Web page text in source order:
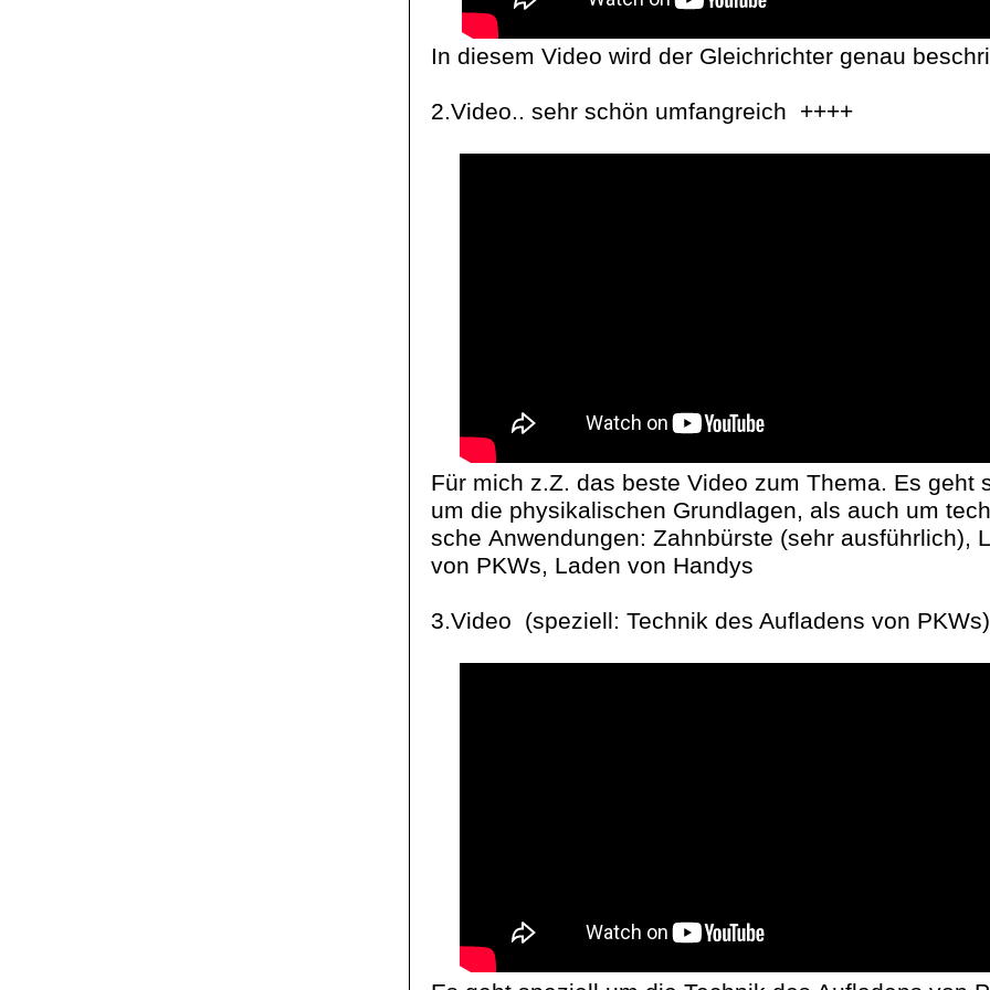
In diesem Video wird der Gleichrichter genau
2.Video.. sehr schön umfangreich ++++
Für mich z.Z. das beste Video zum Thema. Es geht
um die physikalischen Grundlagen, als auch um
sche Anwendungen: Zahnbürste (sehr ausführlich),
von PKWs, Laden von Handys
3.Video (speziell: Technik des Aufladens von PKWs)